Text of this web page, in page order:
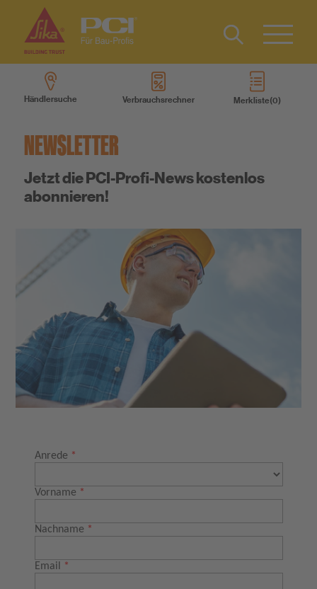
Produktsysteme
Services
Über uns
Nachhaltigkeit
DIY
Type 2 or
more
Händlersuche Verbrauchsrechner Merkliste
Kontakt
EN
NEWSLETTER
Jetzt die PCI-Profi-News kostenlos
abonnieren!